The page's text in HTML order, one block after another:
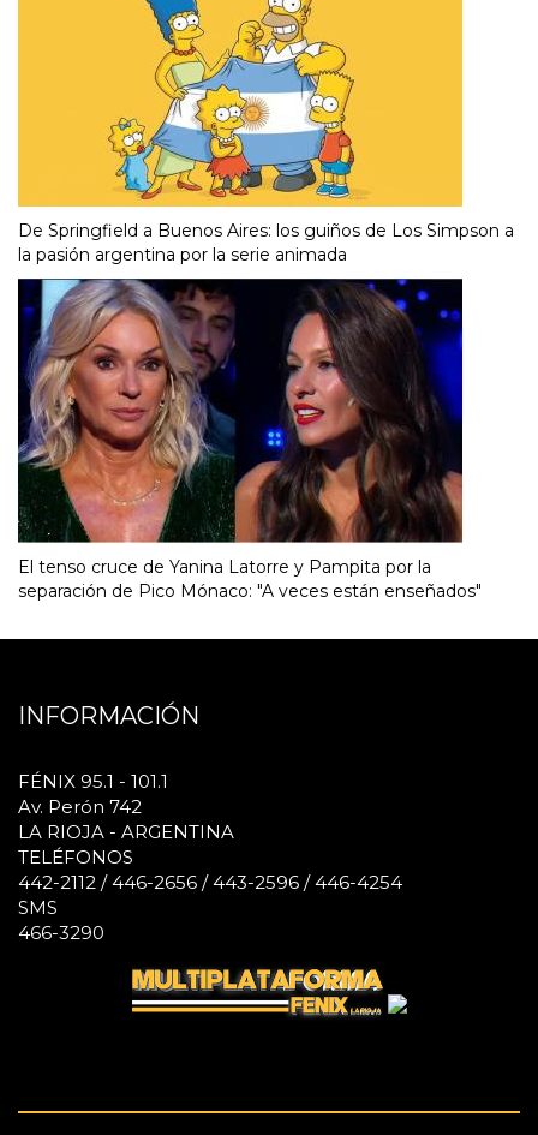
De Springfield a Buenos Aires: los guiños de Los Simpson a
la pasión argentina por la serie animada
El tenso cruce de Yanina Latorre y Pampita por la
separación de Pico Mónaco: "A veces están enseñados"
INFORMACIÓN
FÉNIX 95.1 - 101.1
Av. Perón 742
LA RIOJA - ARGENTINA
TELÉFONOS
442-2112 / 446-2656 / 443-2596 / 446-4254
SMS
466-3290